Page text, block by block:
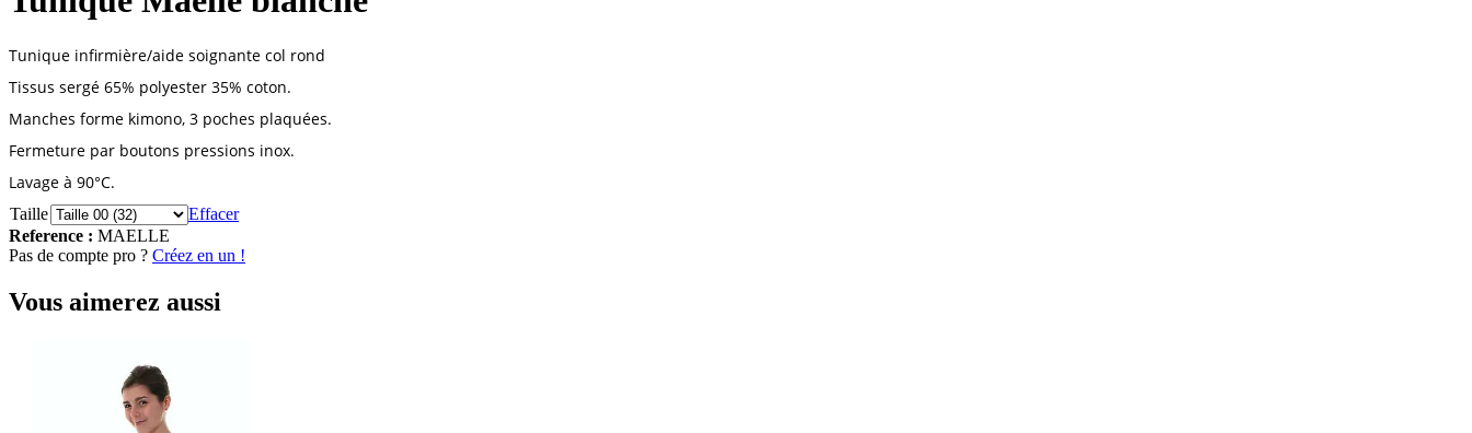
Tunique infirmière/aide soignante col rond
Tissus sergé 65% polyester 35% coton.
Manches forme kimono, 3 poches plaquées.
Fermeture par boutons pressions inox.
Lavage à 90°C.
Taille
Effacer
Reference : MAELLE
Pas de compte pro ? Créez en un !
Vous aimerez aussi